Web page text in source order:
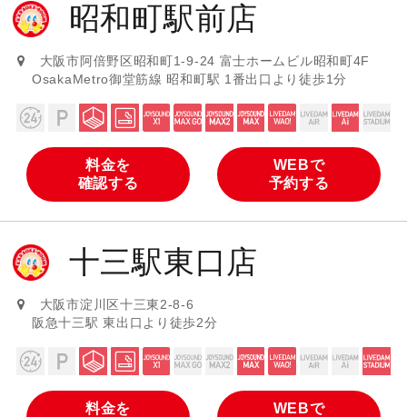
昭和町駅前店
大阪市阿倍野区昭和町1-9-24 富士ホームビル昭和町4F
OsakaMetro御堂筋線 昭和町駅 1番出口より徒歩1分
料金を
確認する
WEBで
予約する
十三駅東口店
大阪市淀川区十三東2-8-6
阪急十三駅 東出口より徒歩2分
料金を
WEBで